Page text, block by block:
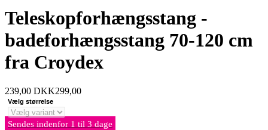
Teleskopforhængsstang -
badeforhængsstang 70-120 cm
fra Croydex
239,00 DKK299,00
Vælg størrelse
Sendes indenfor 1 til 3 dage